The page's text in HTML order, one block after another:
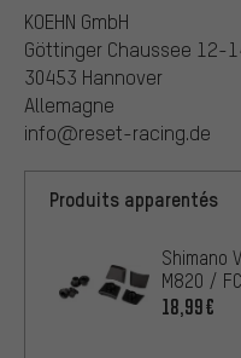
KOEHN GmbH
Göttinger Chaussee 12-
30453 Hannover
Allemagne
info@reset-racing.de
Produits apparentés
Shimano
M820 /
18,99€